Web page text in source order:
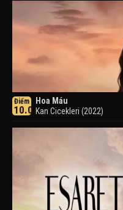
Điểm
10.0
Hoa Máu
Kan Cicekleri (2022)